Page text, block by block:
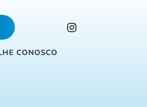
CONOSCO